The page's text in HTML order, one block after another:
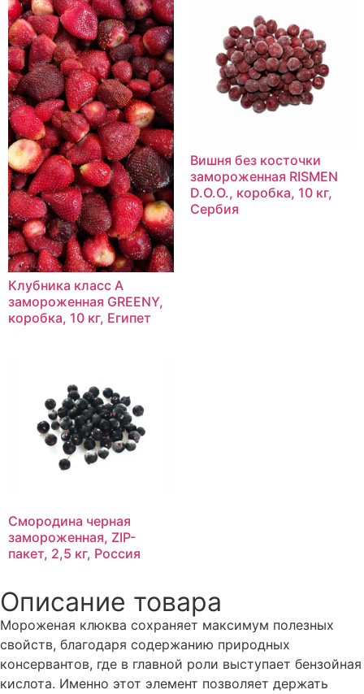
Клубника класс А
замороженная GREENY,
коробка, 10 кг, Египет
Вишня без косточки
замороженная RISMEN
D.O.O., коробка, 10 кг,
Сербия
Смородина черная
замороженная, ZIP-
пакет, 2,5 кг, Россия
Описание товара
Мороженая клюква сохраняет максимум полезных
свойств, благодаря содержанию природных
консервантов, где в главной роли выступает бензойная
кислота. Именно этот элемент позволяет держать